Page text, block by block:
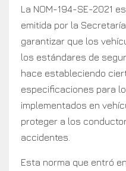
La NOM-194-SE-2021
emitida por la
garantizar que los
los estándares de
hace estableciendo
especificaciones para
implementados en
proteger a los
accidentes.
Esta norma que entró